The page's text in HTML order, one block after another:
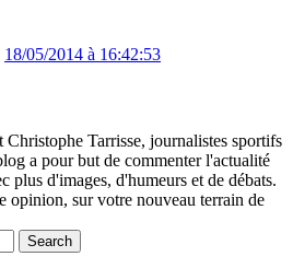
18/05/2014 à 16:42:53
Tarrisse, journalistes sportifs
a pour but de commenter l'actualité
plus d'images, d'humeurs et de débats.
opinion, sur votre nouveau terrain de